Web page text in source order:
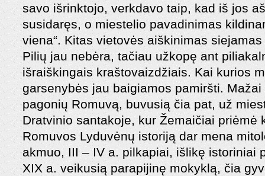
savo išrinktojo, verkdavo taip, kad iš jos
susidaręs, o miestelio pavadinimas
viena“. Kitas vietovės aiškinimas
Pilių jau nebėra, tačiau užkopę ant
išraiškingais kraštovaizdžiais. Kai kurios
garsenybės jau baigiamos pamiršti.
pagonių Romuvą, buvusią čia pat, už
Dratvinio santakoje, kur Žemaičiai priėmė
Romuvos Lyduvėnų istoriją dar mena
akmuo, III – IV a. pilkapiai, išlikę istoriniai
XIX a. veikusią parapijinę mokyklą, čia